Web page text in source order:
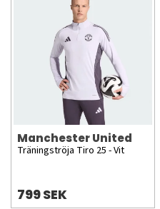
Manchester United
Träningströja Tiro 25 - Vit
799 SEK